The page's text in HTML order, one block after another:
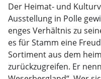
Der Heimat- und
Ausstellung in Polle
enges Verhältnis zu
es für Stamm eine
Sortiment aus dem
zurückzugreifen. Er